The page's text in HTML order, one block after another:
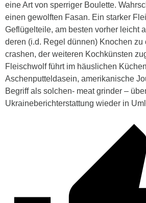
eine Art von sperriger Boulette.
einen gewolften Fasan. Ein starker
Geflügelteile, am besten vorher leicht
deren (i.d. Regel dünnen) Knochen zu
crashen, der weiteren Kochkünsten
Fleischwolf führt im häuslichen
Aschenputteldasein, amerikanische
Begriff als solchen- meat grinder –
Ukraineberichterstattung wieder in